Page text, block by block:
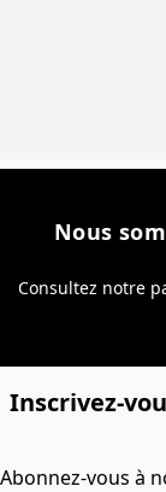
Nous
Consultez notre
Inscrivez-
Abonnez-vous à